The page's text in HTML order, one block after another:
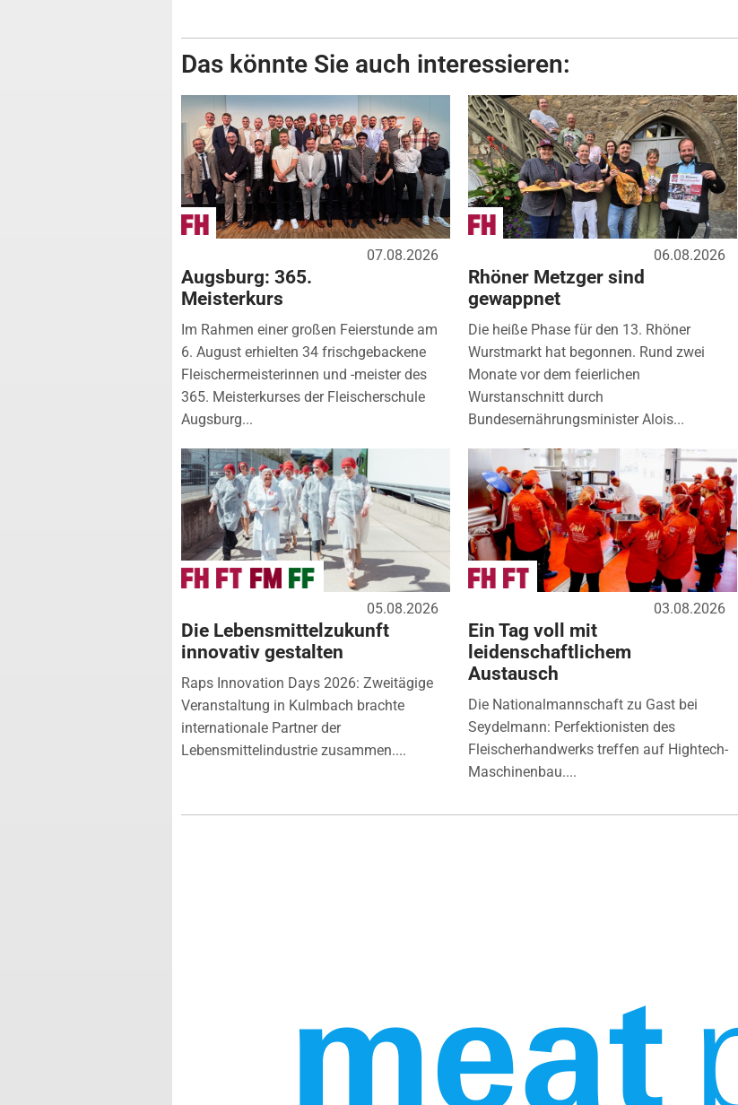
Das könnte Sie auch interessieren:
07.08.2026
Augsburg: 365.
Meisterkurs
Im Rahmen einer großen Feierstunde am
6. August erhielten 34 frischgebackene
Fleischermeisterinnen und -meister des
365. Meisterkurses der Fleischerschule
Augsburg...
06.08.2026
Rhöner Metzger sind
gewappnet
Die heiße Phase für den 13. Rhöner
Wurstmarkt hat begonnen. Rund zwei
Monate vor dem feierlichen
Wurstanschnitt durch
Bundesernährungsminister Alois...
05.08.2026
Die Lebensmittelzukunft
innovativ gestalten
Raps Innovation Days 2026: Zweitägige
Veranstaltung in Kulmbach brachte
internationale Partner der
Lebensmittelindustrie zusammen....
03.08.2026
Ein Tag voll mit
leidenschaftlichem
Austausch
Die Nationalmannschaft zu Gast bei
Seydelmann: Perfektionisten des
Fleischerhandwerks treffen auf Hightech-
Maschinenbau....